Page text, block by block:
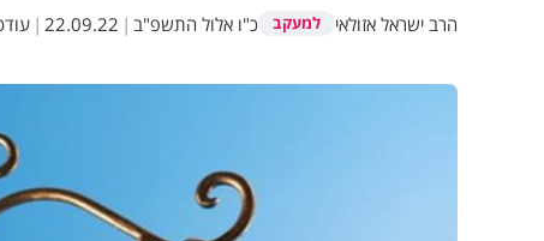
הרב ישראל אזולאי למעקב כ"ו אלול התשפ"ב |
22.09.22
|